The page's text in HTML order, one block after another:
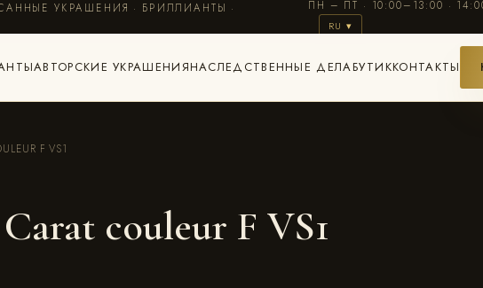
УКРАШЕНИЯ · БРИЛЛИАНТЫ ·
ПН – ПТ · 10:00–13:00 ·
RU ▾
АВТОРСКИЕ УКРАШЕНИЯНАСЛЕДСТВЕННЫЕ ДЕЛАБУТИККОНТАКТЫ
F VS1
couleur F VS1